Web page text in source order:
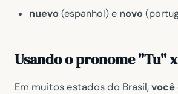
nuevo (espanhol) e novo
Usando o pronome "Tu"
Em muitos estados do Brasil,você